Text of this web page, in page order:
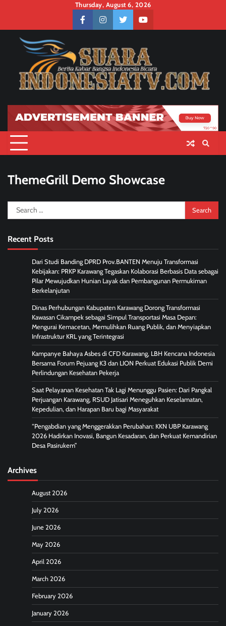
content
Thursday, August 6, 2026
facebookinstagramtwitteryoutube
ThemeGrill Demo Showcase
Search
for:
Recent Posts
Dari Studi Banding DPRD Prov.BANTEN Menuju Transformasi
Kebijakan: PRKP Karawang Tegaskan Kolaborasi Berbasis Data sebagai
Pilar Mewujudkan Hunian Layak dan Pembangunan Permukiman
Berkelanjutan
Dinas Perhubungan Kabupaten Karawang Dorong Transformasi
Kawasan Cikampek sebagai Simpul Transportasi Masa Depan:
Mengurai Kemacetan, Memulihkan Ruang Publik, dan Menyiapkan
Infrastruktur KRL yang Terintegrasi
Kampanye Bahaya Asbes di CFD Karawang, LBH Kencana Indonesia
Bersama Forum Pejuang K3 dan LION Perkuat Edukasi Publik Demi
Perlindungan Kesehatan Pekerja
Saat Pelayanan Kesehatan Tak Lagi Menunggu Pasien: Dari Pangkal
Perjuangan Karawang, RSUD Jatisari Meneguhkan Keselamatan,
Kepedulian, dan Harapan Baru bagi Masyarakat
“Pengabdian yang Menggerakkan Perubahan: KKN UBP Karawang
2026 Hadirkan Inovasi, Bangun Kesadaran, dan Perkuat Kemandirian
Desa Pasirukem”
Archives
August 2026
July 2026
June 2026
May 2026
April 2026
March 2026
February 2026
January 2026